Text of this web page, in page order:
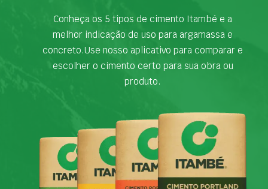
Conheça os 5 tipos de cimento Itambé e a
melhor indicação de uso para argamassa e
concreto.Use nosso aplicativo para comparar e
escolher o cimento certo para sua obra ou
produto.